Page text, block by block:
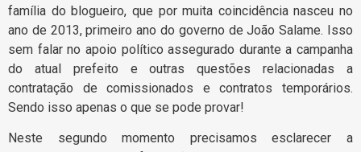
família do blogueiro, que por muita coincidência nasceu no
ano de 2013, primeiro ano do governo de João Salame. Isso
sem falar no apoio político assegurado durante a campanha
do atual prefeito e outras questões relacionadas a
contratação de comissionados e contratos temporários.
Sendo isso apenas o que se pode provar!
Neste segundo momento precisamos esclarecer a